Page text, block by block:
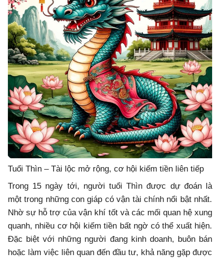
Tuổi Thìn – Tài lộc mở rộng, cơ hội kiếm tiền liên tiếp
Trong 15 ngày tới, người tuổi Thìn được dự đoán là
một trong những con giáp có vận tài chính nổi bật nhất.
Nhờ sự hỗ trợ của vận khí tốt và các mối quan hệ xung
quanh, nhiều cơ hội kiếm tiền bất ngờ có thể xuất hiện.
Đặc biệt với những người đang kinh doanh, buôn bán
hoặc làm việc liên quan đến đầu tư, khả năng gặp được